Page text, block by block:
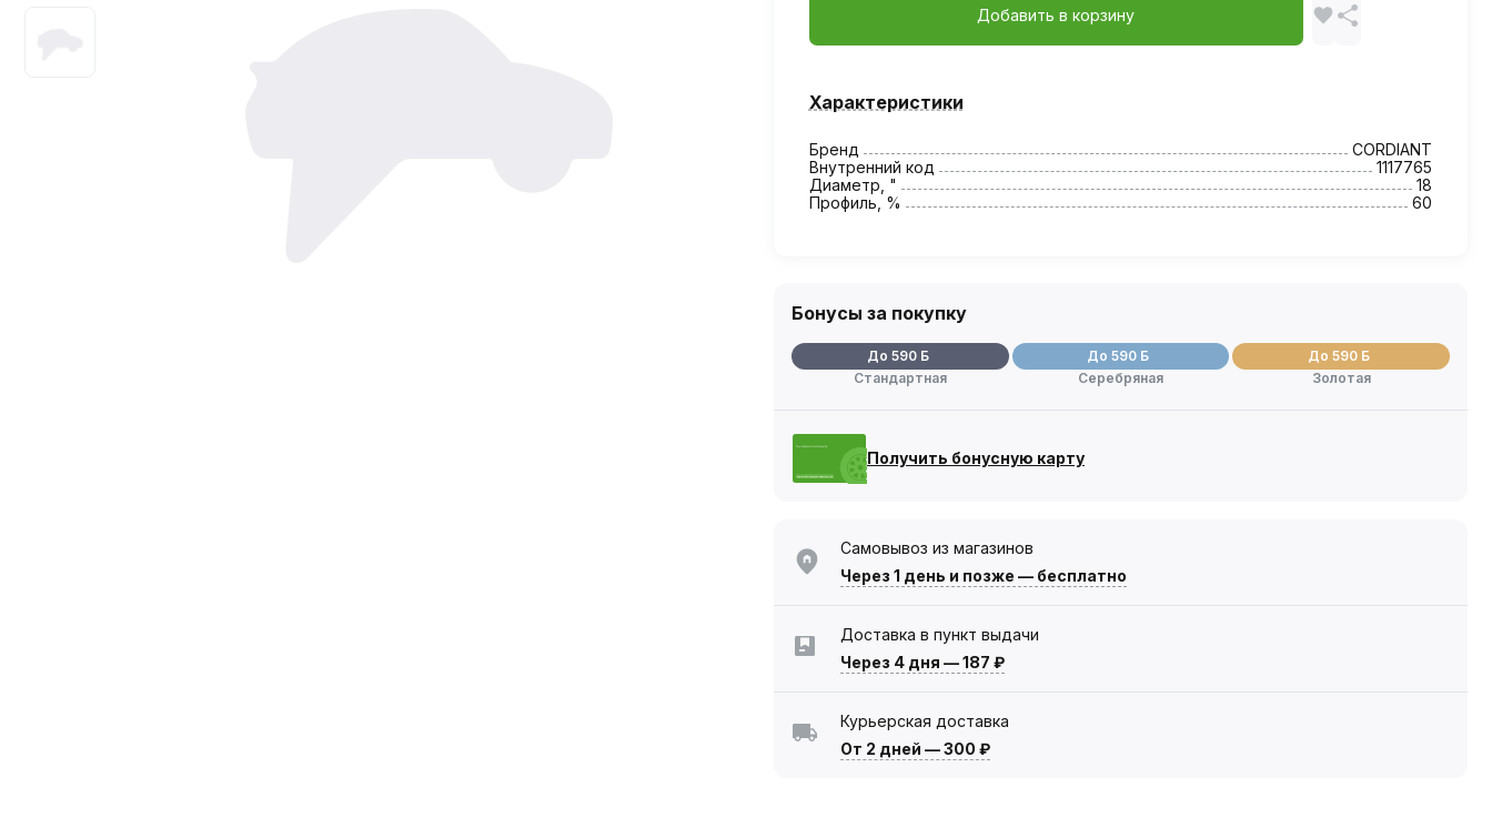
Добавить в корзину
Характеристики
Бренд
CORDIANT
Внутренний код
1117765
Диаметр, "
18
Профиль, %
60
Бонусы за покупку
До 590 Б
Стандартная
До 590 Б
Серебряная
До 590 Б
Золотая
Получить бонусную карту
Самовывоз из магазинов
Через 1 день и позже — бесплатно
Доставка в пункт выдачи
Через 4 дня —187 ₽
Курьерская доставка
От 2 дней —300 ₽